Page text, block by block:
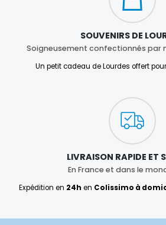
SOUVENIRS DE
Soigneusement confectionnés par
Un petit cadeau de Lourdes offert
LIVRAISON RAPIDE ET
En France et dans le
Expédition en 24h en Colissimo à